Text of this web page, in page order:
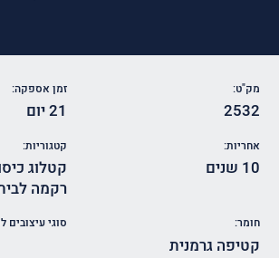
מק"ט:
2532
זמן אספקה:
21 יום
אחריות:
10 שנים
קטגוריות:
קטלוג
רקמה
חומר:
קטיפה גרמנית
סוגי עיצובים